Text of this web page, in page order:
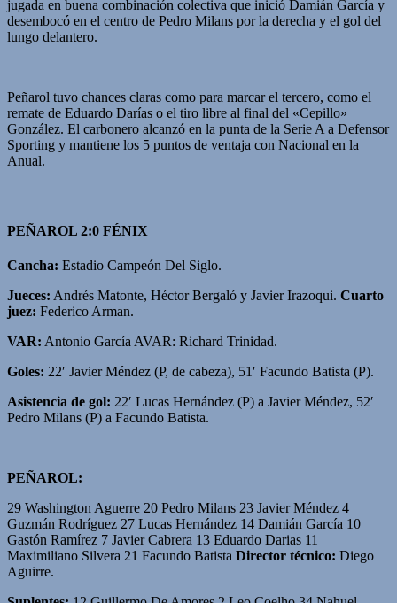
jugada en buena combinación colectiva que inició Damián García y
desembocó en el centro de Pedro Milans por la derecha y el gol del
lungo delantero.
Peñarol tuvo chances claras como para marcar el tercero, como el
remate de Eduardo Darías o el tiro libre al final del «Cepillo»
González. El carbonero alcanzó en la punta de la Serie A a Defensor
Sporting y mantiene los 5 puntos de ventaja con Nacional en la
Anual.
PEÑAROL 2:0 FÉNIX
Cancha: Estadio Campeón Del Siglo.
Jueces: Andrés Matonte, Héctor Bergaló y Javier Irazoqui. Cuarto
juez: Federico Arman.
VAR: Antonio García AVAR: Richard Trinidad.
Goles: 22′ Javier Méndez (P, de cabeza), 51′ Facundo Batista (P).
Asistencia de gol: 22′ Lucas Hernández (P) a Javier Méndez, 52′
Pedro Milans (P) a Facundo Batista.
PEÑAROL:
29 Washington Aguerre 20 Pedro Milans 23 Javier Méndez 4
Guzmán Rodríguez 27 Lucas Hernández 14 Damián García 10
Gastón Ramírez 7 Javier Cabrera 13 Eduardo Darias 11
Maximiliano Silvera 21 Facundo Batista Director técnico: Diego
Aguirre.